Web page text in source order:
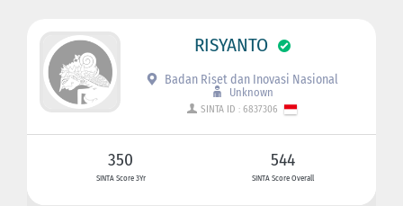
RISYANTO
Badan Riset dan Inovasi Nasional
Unknown
SINTA ID : 6837306
350
SINTA Score 3Yr
544
SINTA Score Overall